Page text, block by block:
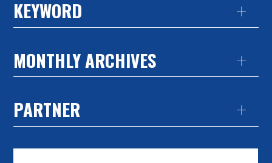
KEYWORD
MONTHLY ARCHIVES
PARTNER